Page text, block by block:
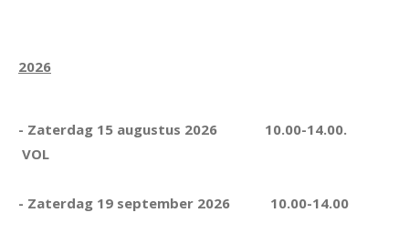
2026
- Zaterdag 15 augustus 2026 10.00-14.00.
VOL
- Zaterdag 19 september 2026 10.00-14.00